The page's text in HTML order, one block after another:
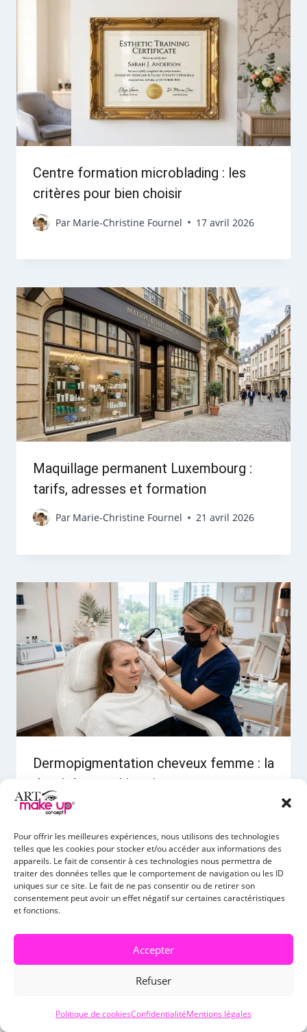
Pour offrir les meilleures expériences, nous utilisons des technologies
telles que les cookies pour stocker et/ou accéder aux informations des
appareils. Le fait de consentir à ces technologies nous permettra de
traiter des données telles que le comportement de navigation ou les ID
uniques sur ce site. Le fait de ne pas consentir ou de retirer son
consentement peut avoir un effet négatif sur certaines caractéristiques
et fonctions.
Accepter
Refuser
Politique de cookiesConfidentialitéMentions légales
Centre formation microblading : les
critères pour bien choisir
Par Marie-Christine Fournel 17 avril 2026
Maquillage permanent Luxembourg :
tarifs, adresses et formation
Par Marie-Christine Fournel 21 avril 2026
Dermopigmentation cheveux femme : la
densité sans chirurgie
Par